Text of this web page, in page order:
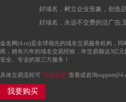
好域名，树立企业形象，创造
好域名，永远不交费的活广告,
金名网(4.cn)是全球领先的域名交易服务机构，同
商，拥有六年的域名交易经验，年交易额达3亿元
安全、专业的第三方服务！
具体交易流程可“点击这里”查看或咨询
我要购买